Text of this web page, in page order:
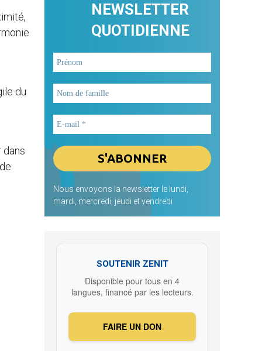
du
dans
NEWSLETTER
QUOTIDIENNE
Nous envoyons la newsletter le lundi,
mardi, mercredi, jeudi et vendredi
SOUTENIR ZENIT
Disponible pour tous en 4
langues, financé par les lecteurs.
FAIRE UN DON